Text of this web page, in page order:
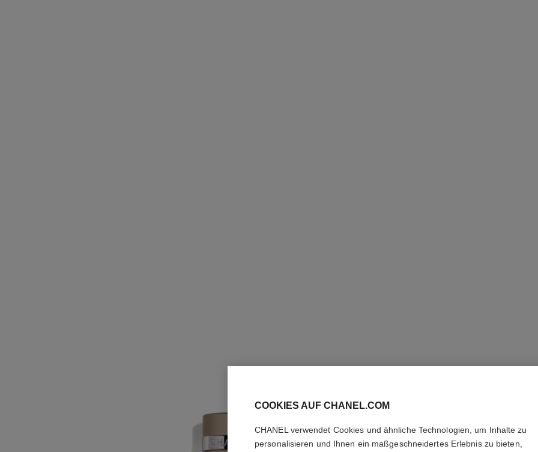
ALLURE
COOKIES AUF CHANEL.COM
CHANEL verwendet Cookies und ähnliche Technologien, um Inhalte zu
personalisieren und Ihnen ein maßgeschneidertes Erlebnis zu bieten,